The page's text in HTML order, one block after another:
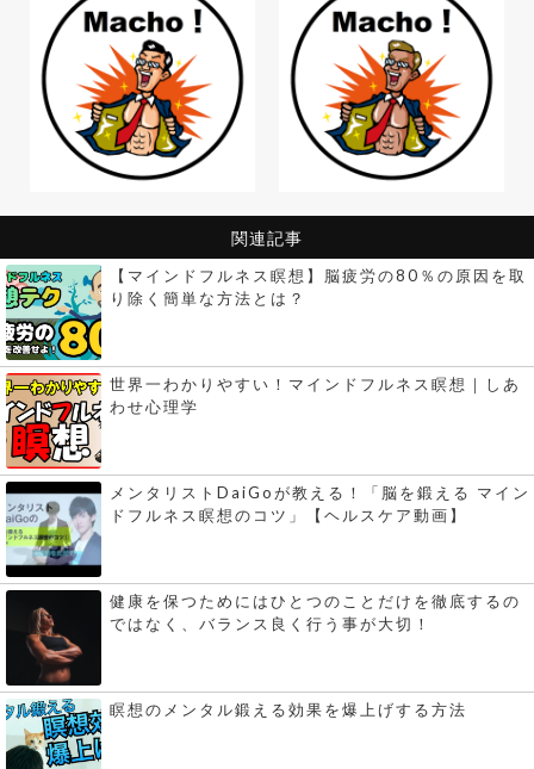
関連記事
【マインドフルネス瞑想】脳疲労の80％の原因を取
り除く簡単な方法とは？
世界一わかりやすい！マインドフルネス瞑想｜しあ
わせ心理学
メンタリストDaiGoが教える！「脳を鍛える マイン
ドフルネス瞑想のコツ」【ヘルスケア動画】
健康を保つためにはひとつのことだけを徹底するの
ではなく、バランス良く行う事が大切！
瞑想のメンタル鍛える効果を爆上げする方法